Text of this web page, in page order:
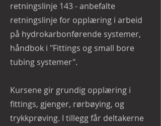
retningslinje 143 - anbefalte
retningslinje for opplæring i arbeid
på hydrokarbonførende systemer,
håndbok i "Fittings og small bore
tubing systemer".
Kursene gir grundig opplæring i
fittings, gjenger, rørbøying, og
trykkprøving. I tillegg får deltakerne